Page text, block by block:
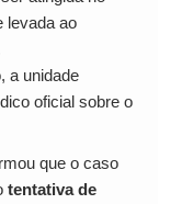
levada ao
a unidade
oficial sobre o
que o caso
tentativa de